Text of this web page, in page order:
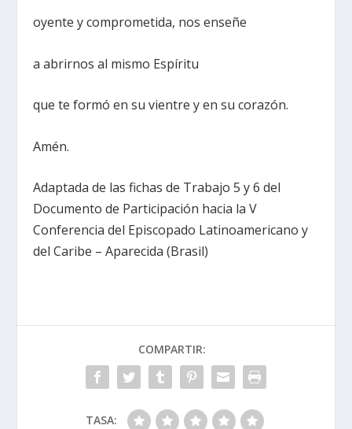
oyente y comprometida, nos enseñe
a abrirnos al mismo Espíritu
que te formó en su vientre y en su corazón.
Amén.
Adaptada de las fichas de Trabajo 5 y 6 del
Documento de Participación hacia la V
Conferencia del Episcopado Latinoamericano y
del Caribe – Aparecida (Brasil)
COMPARTIR:
TASA: